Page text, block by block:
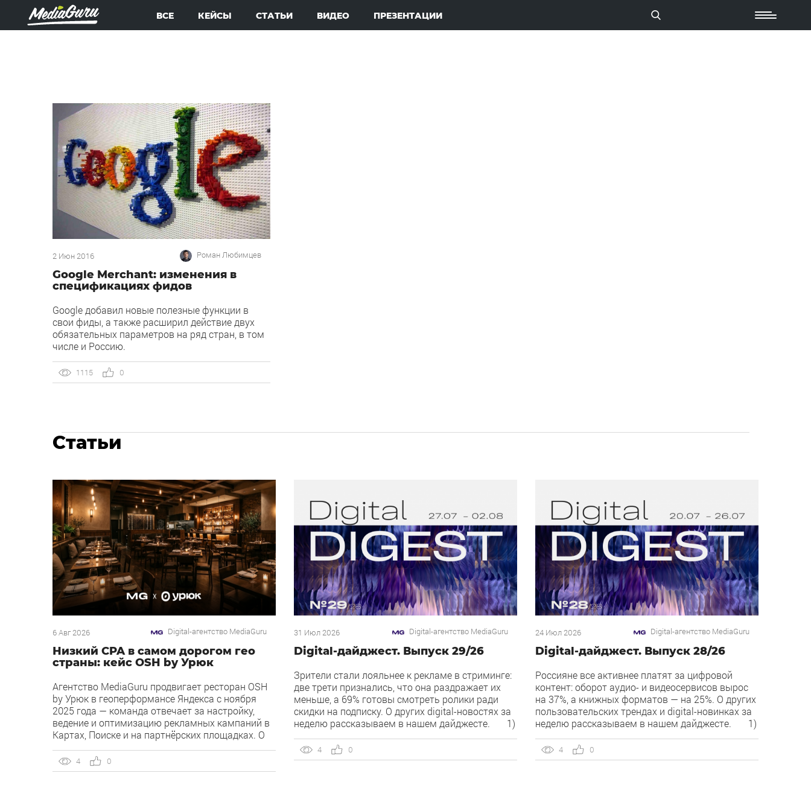
ВСЕ КЕЙСЫ СТАТЬИ ВИДЕО ПРЕЗЕНТАЦИИ
2 Июн 2016 Роман Любимцев
Google Merchant: изменения в
спецификациях фидов
Google добавил новые полезные функции в
свои фиды, а также расширил действие двух
обязательных параметров на ряд стран, в том
числе и Россию.
1115 0
Статьи
6 Авг 2026 Digital-агентство MediaGuru
Низкий CPA в самом дорогом гео
страны: кейс OSH by Урюк
Агентство MediaGuru продвигает ресторан OSH
by Урюк в геоперформансе Яндекса с ноября
2025 года — команда отвечает за настройку,
ведение и оптимизацию рекламных кампаний в
Картах, Поиске и на партнёрских площадках. О
открывшийся в конце 2025 года и объединивший
концепцию дубайского OSH с сетью «Урюк».
4 0
31 Июл 2026 Digital-агентство MediaGuru
Digital-дайджест. Выпуск 29/26
Зрители стали лояльнее к рекламе в стриминге:
две трети признались, что она раздражает их
меньше, а 69% готовы смотреть ролики ради
скидки на подписку. О других digital-новостях за
неделю рассказываем в нашем дайджесте. 1)
коллтрекинг. В Директе появился встроенный
динамический коллтрекинг — без доплат и
4 0
24 Июл 2026 Digital-агентство MediaGuru
Digital-дайджест. Выпуск 28/26
Россияне все активнее платят за цифровой
контент: оборот аудио- и видеосервисов вырос
на 37%, а книжных форматов — на 25%. О других
пользовательских трендах и digital-новинках за
неделю рассказываем в нашем дайджесте. 1)
Рекламной сети Яндекса. Рекламная сеть
Яндекса запускает формат Overlay, который
4 0